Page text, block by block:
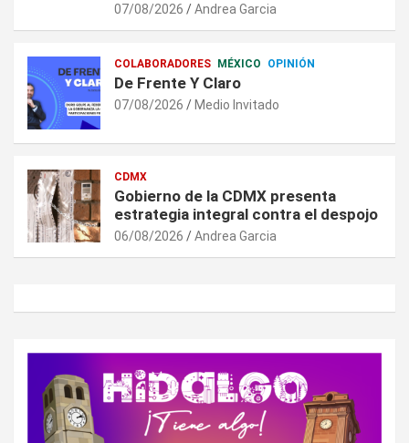
07/08/2026 Andrea Garcia
COLABORADORES MÉXICO OPINIÓN
De Frente Y Claro
07/08/2026 Medio Invitado
CDMX
Gobierno de la CDMX presenta
estrategia integral contra el despojo
06/08/2026 Andrea Garcia